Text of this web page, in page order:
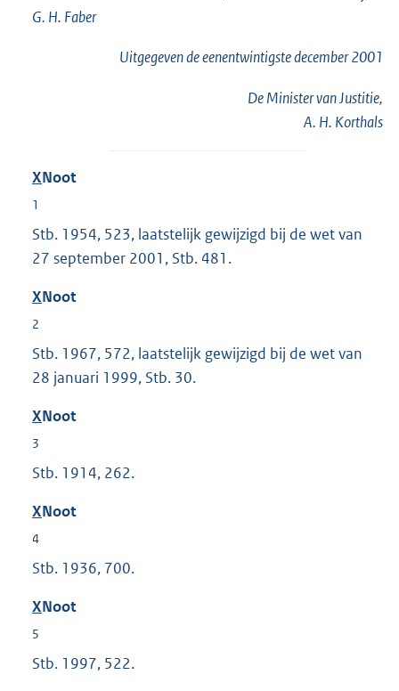
G. H. Faber
Uitgegeven deeenentwintigstedecember 2001
De Minister van Justitie,
A. H. Korthals
XNoot
1
Stb. 1954, 523, laatstelijk gewijzigd bij de wet van
27 september 2001, Stb. 481.
XNoot
2
Stb. 1967, 572, laatstelijk gewijzigd bij de wet van
28 januari 1999, Stb. 30.
XNoot
3
Stb. 1914, 262.
XNoot
4
Stb. 1936, 700.
XNoot
5
Stb. 1997, 522.